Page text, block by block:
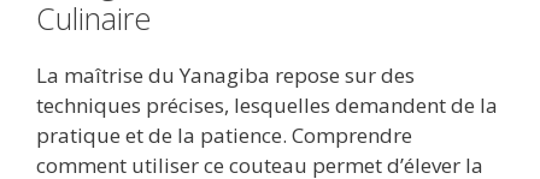
Culinaire
La maîtrise du Yanagiba repose sur des
techniques précises, lesquelles demandent de la
pratique et de la patience. Comprendre
comment utiliser ce couteau permet d’élever la